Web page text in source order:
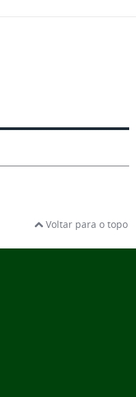
Voltar para o topo